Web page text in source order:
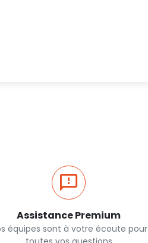
Assistance Premium
équipes sont à votre écoute pour